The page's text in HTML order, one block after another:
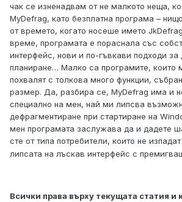
чак се изненадвам от не малкото неща,
MyDefrag, като безплатна програма –
от времето, когато носеше името
време, програмата е пораснала със
интерфейс, нови и по-гъвкави подходи за
планиране… Малко са програмите, които
похвалят с толкова много функции,
размер. Да, разбира се, MyDefrag има и
специално на мен, най ми липсва
дефрагментиране при стартиране на
мен програмата заслужава да и дадете
сте от типа потребители, които не
липсата на лъскав интерфейс с
Всички права върху текущата статия и